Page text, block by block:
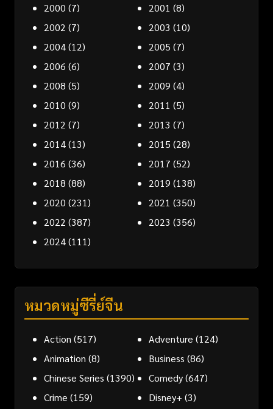
2000 (7) 2001 (8)
2002 (7) 2003 (10)
2004(12) 2005 (7)
2006 (6) 2007 (3)
2008 (5) 2009 (4)
2010 (9) 2011 (5)
2012 (7) 2013 (7)
2014(13) 2015 (28)
2016 (36) 2017 (52)
2018 (88) 2019 (138)
2020 (231) 2021 (350)
2022 (387) 2023 (356)
2024(111)
หมวดหมู่ซีรี่ย์จีน
Action (517) Adventure (124)
Animation (8) Business (86)
Chinese Series (1390) Comedy(647)
Crime (159) Disney+ (3)